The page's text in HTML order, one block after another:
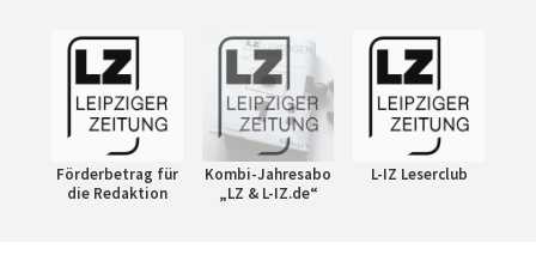
Förderbetrag für
die Redaktion
Kombi-Jahresabo
„LZ & L-IZ.de“
L-IZ Leserclub